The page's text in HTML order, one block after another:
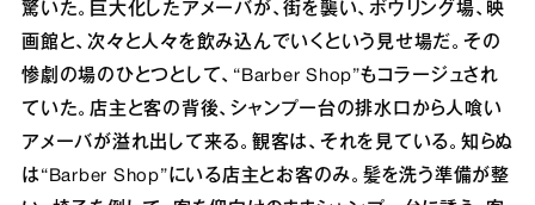
驚いた。巨大化したアメーバが、街を襲い、ボウリング場、映
画館と、次々と人々を飲み込んでいくという見せ場だ。その
惨劇の場のひとつとして、“Barber Shop”もコラージュされ
ていた。店主と客の背後、シャンプー台の排水口から人喰い
アメーバが溢れ出して来る。観客は、それを見ている。知らぬ
は“Barber Shop”にいる店主とお客のみ。髪を洗う準備が整